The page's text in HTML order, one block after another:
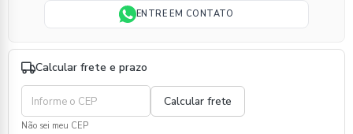
ENTRE EM CONTATO
Calcular frete e prazo
Não sei meu CEP